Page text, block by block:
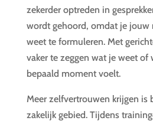
zekerder optreden in
wordt gehoord, omdat je jouw
weet te formuleren. Met
vaker te zeggen wat je weet of
bepaald moment voelt.
Meer zelfvertrouwen krijgen is
zakelijk gebied. Tijdens